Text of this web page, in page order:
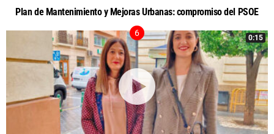
Plan de Mantenimiento y Mejoras Urbanas: compromiso del PSOE
0:15